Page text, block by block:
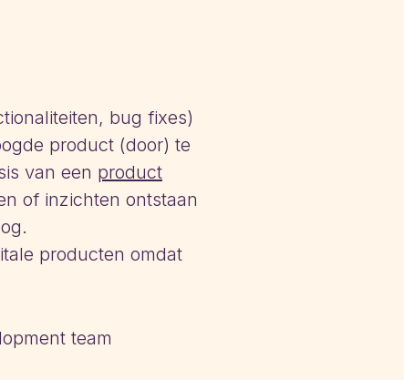
bug fixes)
product (door) te
van een product
of inzichten ontstaan
producten omdat
team